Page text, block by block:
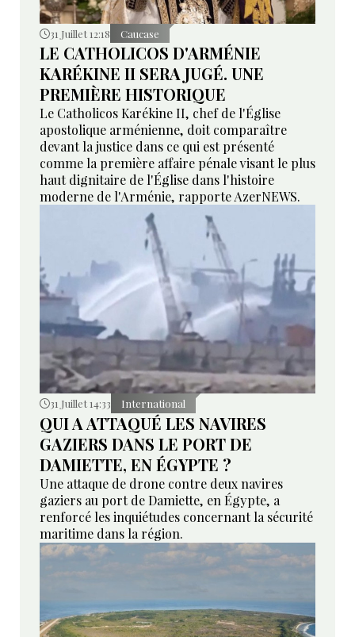
31 Juillet 12:18 Caucase
LE CATHOLICOS D'ARMÉNIE
KARÉKINE II SERA JUGÉ. UNE
PREMIÈRE HISTORIQUE
Le Catholicos Karékine II, chef de l'Église
apostolique arménienne, doit comparaître
devant la justice dans ce qui est présenté
comme la première affaire pénale visant le plus
haut dignitaire de l'Église dans l'histoire
moderne de l'Arménie, rapporte AzerNEWS.
31 Juillet 14:33 International
QUI A ATTAQUÉ LES NAVIRES
GAZIERS DANS LE PORT DE
DAMIETTE, EN ÉGYPTE ?
Une attaque de drone contre deux navires
gaziers au port de Damiette, en Égypte, a
renforcé les inquiétudes concernant la sécurité
maritime dans la région.